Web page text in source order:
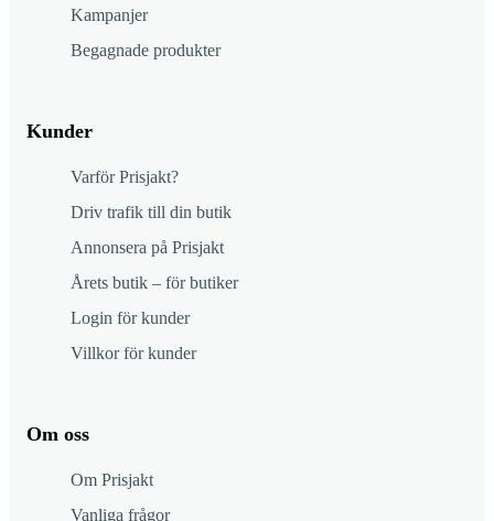
Kampanjer
Begagnade produkter
Kunder
Varför Prisjakt?
Driv trafik till din butik
Annonsera på Prisjakt
Årets butik – för butiker
Login för kunder
Villkor för kunder
Om oss
Om Prisjakt
Vanliga frågor